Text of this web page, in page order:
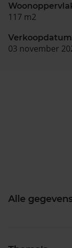
117 m2
Verkoopdatum
03 november
Alle